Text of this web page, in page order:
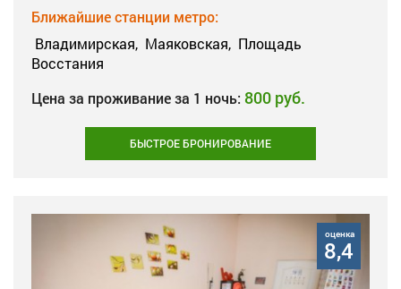
Ближайшие станции метро:
Владимирская, Маяковская, Площадь
Восстания
Цена за проживание за 1 ночь: 800 руб.
БЫСТРОЕ БРОНИРОВАНИЕ
оценка
8,4